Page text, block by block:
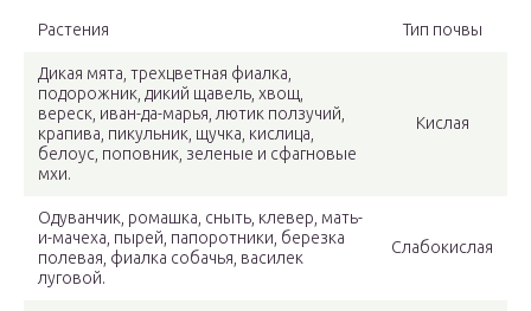
Растения Тип почвы
Дикая мята, трехцветная фиалка,
подорожник, дикий щавель, хвощ,
вереск, иван-да-марья, лютик ползучий,
крапива, пикульник, щучка, кислица,
белоус, поповник, зеленые и сфагновые
мхи.
Кислая
Одуванчик, ромашка, сныть, клевер, мать-
и-мачеха, пырей, папоротники, березка
полевая, фиалка собачья, василек
луговой.
Слабокислая